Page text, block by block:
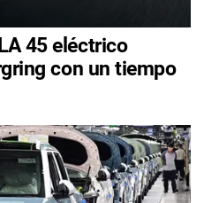
45 eléctrico
con un tiempo